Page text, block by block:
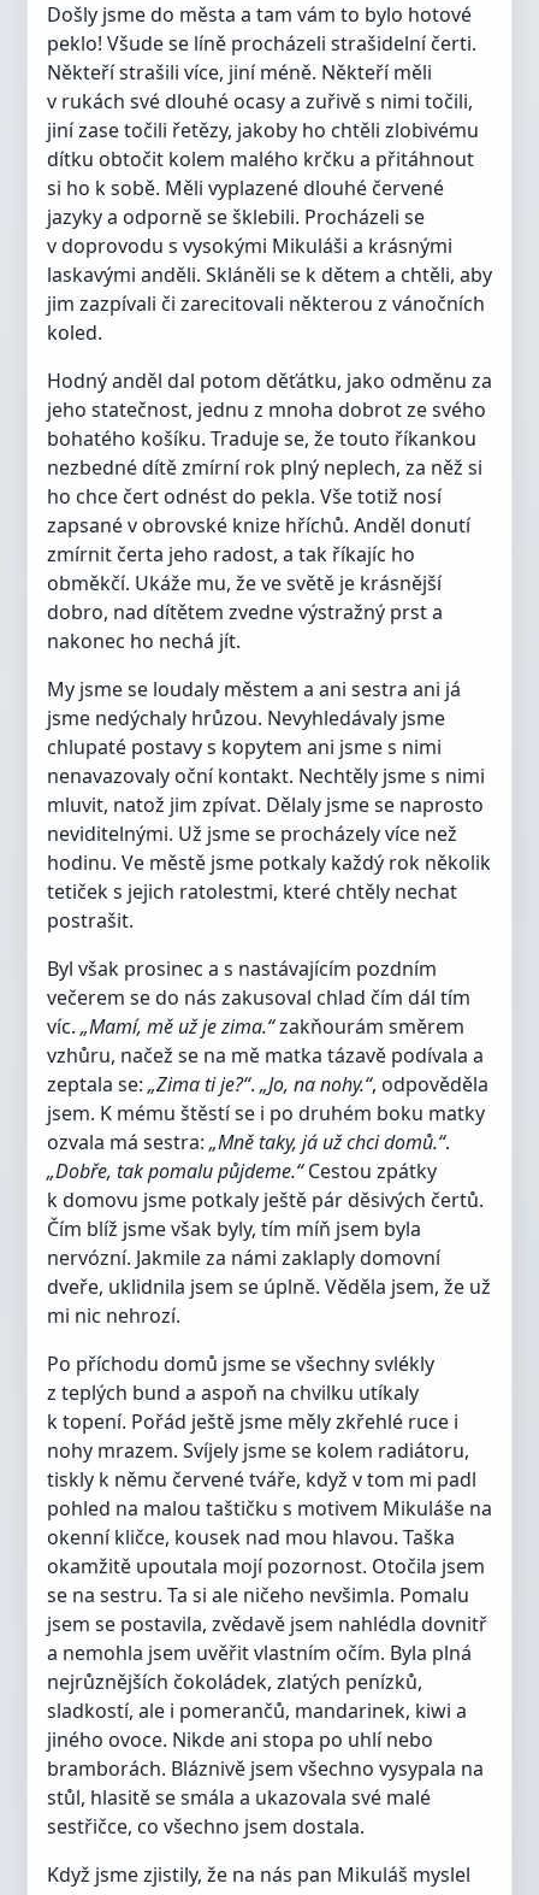
Došly jsme do města a tam vám to bylo hotové
peklo! Všude se líně procházeli strašidelní čerti.
Někteří strašili více, jiní méně. Někteří měli
v rukách své dlouhé ocasy a zuřivě s nimi točili,
jiní zase točili řetězy, jakoby ho chtěli zlobivému
dítku obtočit kolem malého krčku a přitáhnout
si ho k sobě. Měli vyplazené dlouhé červené
jazyky a odporně se šklebili. Procházeli se
v doprovodu s vysokými Mikuláši a krásnými
laskavými anděli. Skláněli se k dětem a chtěli, aby
jim zazpívali či zarecitovali některou z vánočních
koled.
Hodný anděl dal potom děťátku, jako odměnu za
jeho statečnost, jednu z mnoha dobrot ze svého
bohatého košíku. Traduje se, že touto říkankou
nezbedné dítě zmírní rok plný neplech, za něž si
ho chce čert odnést do pekla. Vše totiž nosí
zapsané v obrovské knize hříchů. Anděl donutí
zmírnit čerta jeho radost, a tak říkajíc ho
obměkčí. Ukáže mu, že ve světě je krásnější
dobro, nad dítětem zvedne výstražný prst a
nakonec ho nechá jít.
My jsme se loudaly městem a ani sestra ani já
jsme nedýchaly hrůzou. Nevyhledávaly jsme
chlupaté postavy s kopytem ani jsme s nimi
nenavazovaly oční kontakt. Nechtěly jsme s nimi
mluvit, natož jim zpívat. Dělaly jsme se naprosto
neviditelnými. Už jsme se procházely více než
hodinu. Ve městě jsme potkaly každý rok několik
tetiček s jejich ratolestmi, které chtěly nechat
postrašit.
Byl však prosinec a s nastávajícím pozdním
večerem se do nás zakusoval chlad čím dál tím
víc. „Mamí, mě už je zima.“zakňourám směrem
vzhůru, načež se na mě matka tázavě podívala a
zeptala se: „Zima ti je?“. „Jo, na nohy.“, odpověděla
jsem. K mému štěstí se i po druhém boku matky
ozvala má sestra: „Mně taky, já už chci domů.“.
„Dobře, tak pomalu půjdeme.“Cestou zpátky
k domovu jsme potkaly ještě pár děsivých čertů.
Čím blíž jsme však byly, tím míň jsem byla
nervózní. Jakmile za námi zaklaply domovní
dveře, uklidnila jsem se úplně. Věděla jsem, že už
mi nic nehrozí.
Po příchodu domů jsme se všechny svlékly
z teplých bund a aspoň na chvilku utíkaly
k topení. Pořád ještě jsme měly zkřehlé ruce i
nohy mrazem. Svíjely jsme se kolem radiátoru,
tiskly k němu červené tváře, když v tom mi padl
pohled na malou taštičku s motivem Mikuláše na
okenní kličce, kousek nad mou hlavou. Taška
okamžitě upoutala mojí pozornost. Otočila jsem
se na sestru. Ta si ale ničeho nevšimla. Pomalu
jsem se postavila, zvědavě jsem nahlédla dovnitř
a nemohla jsem uvěřit vlastním očím. Byla plná
nejrůznějších čokoládek, zlatých penízků,
sladkostí, ale i pomerančů, mandarinek, kiwi a
jiného ovoce. Nikde ani stopa po uhlí nebo
bramborách. Bláznivě jsem všechno vysypala na
stůl, hlasitě se smála a ukazovala své malé
sestřičce, co všechno jsem dostala.
Když jsme zjistily, že na nás pan Mikuláš myslel